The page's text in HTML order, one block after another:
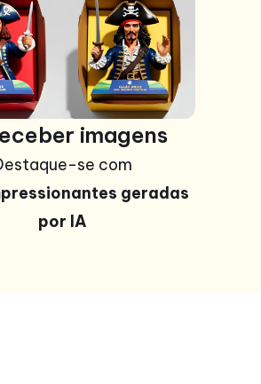
imagens
se com
geradas
por IA